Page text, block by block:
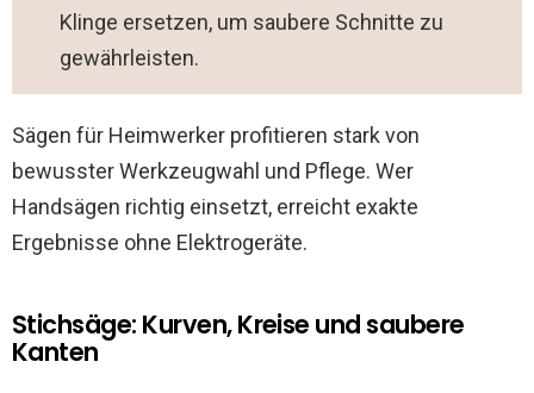
Klinge ersetzen, um saubere Schnitte zu
gewährleisten.
Sägen für Heimwerker profitieren stark von
bewusster Werkzeugwahl und Pflege. Wer
Handsägen richtig einsetzt, erreicht exakte
Ergebnisse ohne Elektrogeräte.
Stichsäge: Kurven, Kreise und saubere
Kanten